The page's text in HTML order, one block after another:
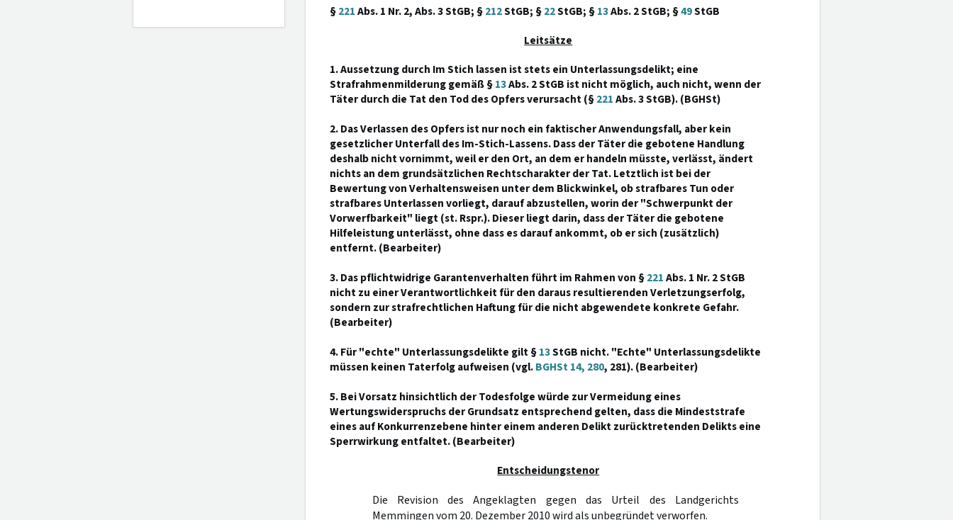
§221Abs. 1 Nr. 2, Abs. 3 StGB; §212StGB; §22StGB; §13Abs. 2 StGB; §49StGB
Leitsätze
1. Aussetzung durch Im Stich lassen ist stets ein Unterlassungsdelikt; eine
Strafrahmenmilderung gemäß §13Abs. 2 StGB ist nicht möglich, auch nicht, wenn der
Täter durch die Tat den Tod des Opfers verursacht (§221Abs. 3 StGB). (BGHSt)
2. Das Verlassen des Opfers ist nur noch ein faktischer Anwendungsfall, aber kein
gesetzlicher Unterfall des Im-Stich-Lassens. Dass der Täter die gebotene Handlung
deshalb nicht vornimmt, weil er den Ort, an dem er handeln müsste, verlässt, ändert
nichts an dem grundsätzlichen Rechtscharakter der Tat. Letztlich ist bei der
Bewertung von Verhaltensweisen unter dem Blickwinkel, ob strafbares Tun oder
strafbares Unterlassen vorliegt, darauf abzustellen, worin der "Schwerpunkt der
Vorwerfbarkeit" liegt (st. Rspr.). Dieser liegt darin, dass der Täter die gebotene
Hilfeleistung unterlässt, ohne dass es darauf ankommt, ob er sich (zusätzlich)
entfernt. (Bearbeiter)
3. Das pflichtwidrige Garantenverhalten führt im Rahmen von §221Abs. 1 Nr. 2 StGB
nicht zu einer Verantwortlichkeit für den daraus resultierenden Verletzungserfolg,
sondern zur strafrechtlichen Haftung für die nicht abgewendete konkrete Gefahr.
(Bearbeiter)
4. Für "echte" Unterlassungsdelikte gilt §13StGB nicht. "Echte" Unterlassungsdelikte
müssen keinen Taterfolg aufweisen (vgl.BGHSt 14, 280, 281). (Bearbeiter)
5. Bei Vorsatz hinsichtlich der Todesfolge würde zur Vermeidung eines
Wertungswiderspruchs der Grundsatz entsprechend gelten, dass die Mindeststrafe
eines auf Konkurrenzebene hinter einem anderen Delikt zurücktretenden Delikts eine
Sperrwirkung entfaltet. (Bearbeiter)
Entscheidungstenor
Die Revision des Angeklagten gegen das Urteil des Landgerichts
Memmingen vom 20. Dezember 2010 wird als unbegründet verworfen.